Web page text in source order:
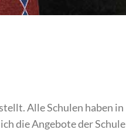
Alle Schulen haben in
die Angebote der Schule